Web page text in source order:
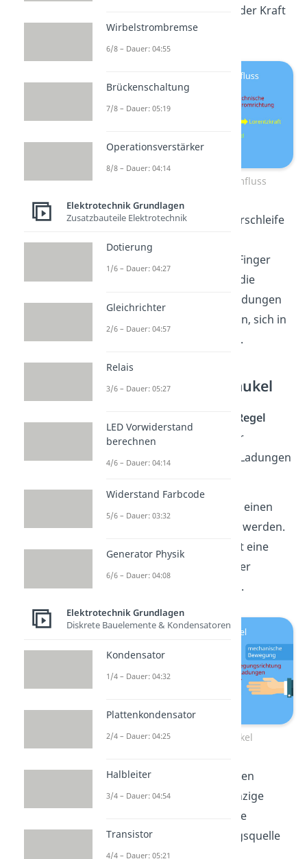
die Richtung der Kraft
an.
Leiterschaukel mit Stromfluss
Mit dem Versuch der Leiterschleife
kannst du sehr schön die
Lorentzkraft und die Drei Finger
Regel zeigen. Denn durch die
Krafteinwirkung auf die Ladungen
fängt der gesamte Leiter an, sich in
eine Richtung zu bewegen.
Bewegte Leiterschaukel
Rechte Hand Regel
kannst du die Richtung der
Lorentzkraft auf bewegte Ladungen
Die Bewegung kann durch einen
Stromfluss hervorgerufen werden.
Eine andere Möglichkeit ist eine
mechanische Bewegung der
Ladungen, also des Leiters.
Bewegte Leiterschaukel
Im Vergleich zum vorherigen
Versuchsaufbau ist der einzige
Unterschied, dass wir keine
angeschlossene Spannungsquelle
am Leiter haben.
Wirbelstrombremse
6/8 – Dauer: 04:55
Brückenschaltung
7/8 – Dauer: 05:19
Operationsverstärker
8/8 – Dauer: 04:14
Elektrotechnik Grundlagen
Zusatzbauteile Elektrotechnik
Dotierung
1/6 – Dauer: 04:27
Gleichrichter
2/6 – Dauer: 04:57
Relais
3/6 – Dauer: 05:27
LED Vorwiderstand
berechnen
4/6 – Dauer: 04:14
Widerstand Farbcode
5/6 – Dauer: 03:32
Generator Physik
6/6 – Dauer: 04:08
Elektrotechnik Grundlagen
Diskrete Bauelemente & Kondensatoren
Kondensator
1/4 – Dauer: 04:32
Plattenkondensator
2/4 – Dauer: 04:25
Halbleiter
3/4 – Dauer: 04:54
Transistor
4/4 – Dauer: 05:21